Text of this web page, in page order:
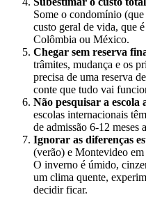
Some o condomínio
custo geral de vida, que
Colômbia ou México.
Chegar sem reserva
trâmites, mudança e os
precisa de uma reserva
conte que tudo vai
Não pesquisar a escola
escolas internacionais
de admissão 6-12 meses
Ignorar as diferenças
(verão) e Montevideo
O inverno é úmido,
um clima quente,
decidir ficar.